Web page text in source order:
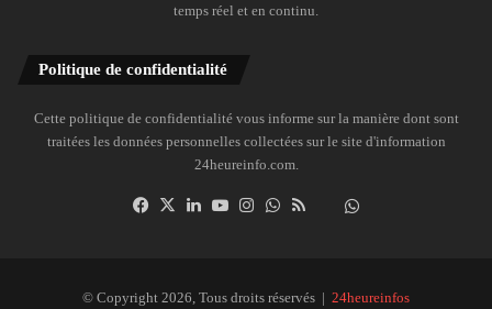
temps réel et en continu.
Politique de confidentialité
Cette politique de confidentialité vous informe sur la manière dont sont
traitées les données personnelles collectées sur le site d'information
24heureinfo.com.
Facebook
X LinkedinYouTubeInstagramWhatsAppDailymotion
© Copyright 2026, Tous droits réservés | 24heureinfos